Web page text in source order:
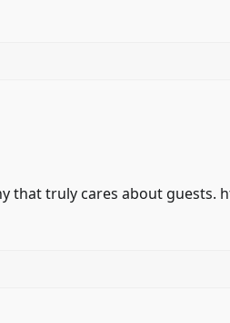
that truly cares about guests.